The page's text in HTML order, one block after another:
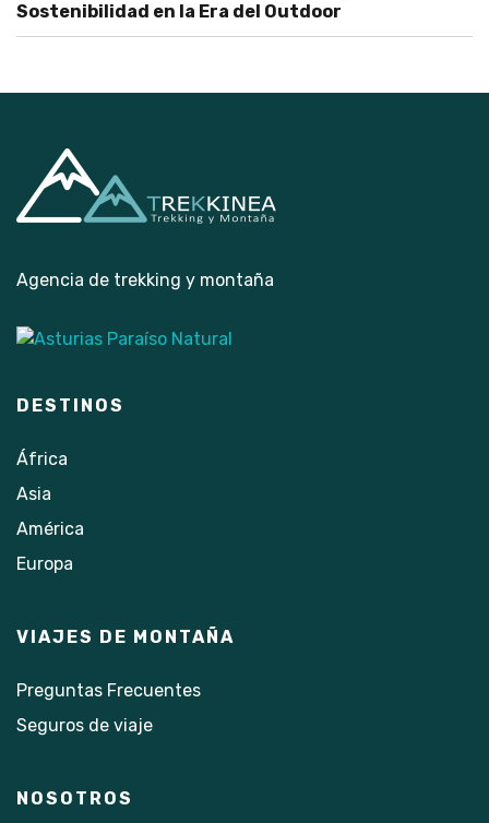
Sostenibilidad en la Era del Outdoor
Agencia de trekking y montaña
DESTINOS
África
Asia
América
Europa
VIAJES DE MONTAÑA
Preguntas Frecuentes
Seguros de viaje
NOSOTROS